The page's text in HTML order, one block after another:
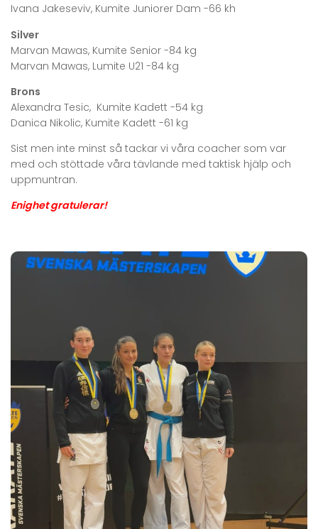
Ivana Jakeseviv, Kumite Juniorer Dam -66 kh
Silver
Marvan Mawas, Kumite Senior -84 kg
Marvan Mawas, Lumite U21 -84 kg
Brons
Alexandra Tesic, Kumite Kadett -54 kg
Danica Nikolic, Kumite Kadett -61 kg
Sist men inte minst så tackar vi våra coacher som var
med och stöttade våra tävlande med taktisk hjälp och
uppmuntran.
Enighet gratulerar!